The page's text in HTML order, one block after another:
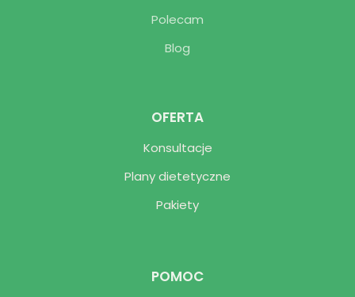
POMOC
OFERTA
Konsultacje
Plany dietetyczne
Pakiety
Polecam
Blog